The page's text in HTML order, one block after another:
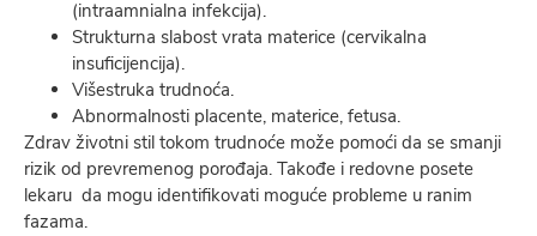
(intraamnialna infekcija).
Strukturna slabost vrata materice (cervikalna
insuficijencija).
Višestruka trudnoća.
Abnormalnosti placente, materice, fetusa.
Zdrav životni stil tokom trudnoće može pomoći da se smanji
rizik od prevremenog porođaja. Takođe i redovne posete
lekaru da mogu identifikovati moguće probleme u ranim
fazama.